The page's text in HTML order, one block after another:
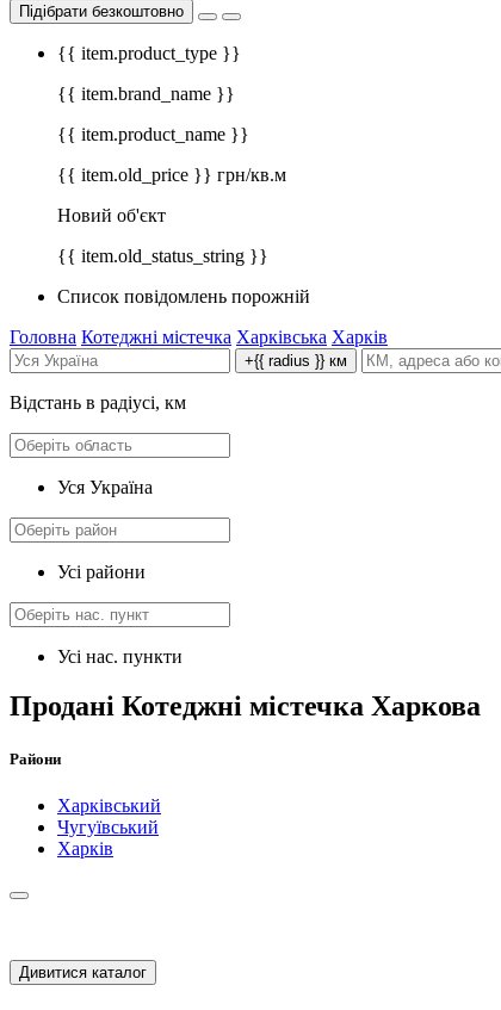
Підібрати безкоштовно
{{ item.product_type }}
{{ item.brand_name }}
{{ item.product_name }}
{{ item.old_price }} грн/кв.м
Новий об'єкт
{{ item.old_status_string }}
Список повідомлень порожній
Головна Котеджні містечка Харківська Харків
+{{ radius }} км
Відстань в радіусі, км
Уся Україна
Усі райони
Усі нас. пункти
Продані Котеджні містечка Харкова
Райони
Харківський
Чугуївський
Харків
Дивитися каталог